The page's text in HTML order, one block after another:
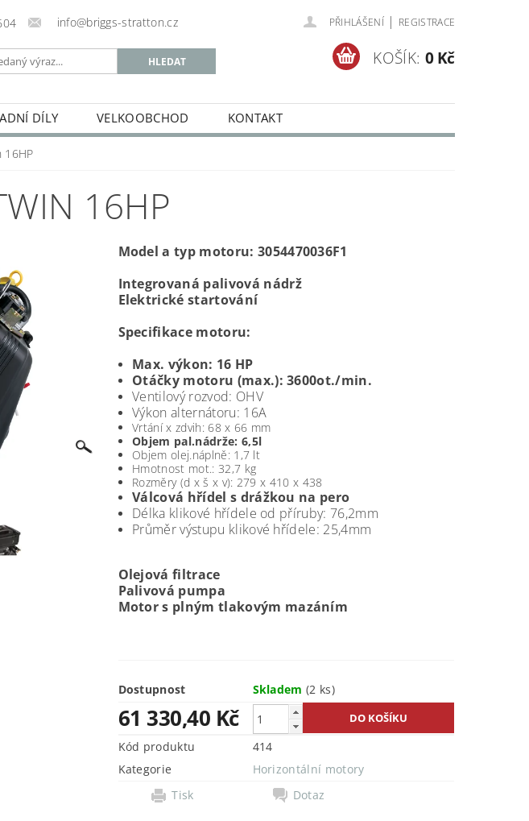
info@briggs-stratton.cz PŘIHLÁŠENÍ | REGISTRACE
KOŠÍK: 0 Kč
DÍLY VELKOOBCHOD KONTAKT
16HP
16HP
Model a typ motoru: 3054470036F1
Integrovaná palivová nádrž
Elektrické startování
Specifikace motoru:
Max. výkon: 16 HP
Otáčky motoru (max.): 3600ot./min.
Ventilový rozvod: OHV
Výkon alternátoru: 16A
Vrtání x zdvih: 68 x 66 mm
Objem pal.nádrže: 6,5l
Objem olej.náplně: 1,7 lt
Hmotnost mot.: 32,7 kg
Rozměry (d x š x v): 279 x 410 x 438
Válcová hřídel s drážkou na pero
Délka klikové hřídele od příruby: 76,2mm
Průměr výstupu klikové hřídele: 25,4mm
Olejová filtrace
Palivová pumpa
Motor s plným tlakovým mazáním
Dostupnost Skladem(2 ks)
61 330,40 Kč
Kód produktu
414
Kategorie
Horizontální motory
Tisk
Dotaz